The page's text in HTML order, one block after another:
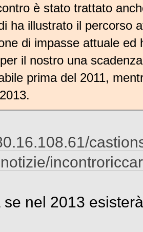
è stato trattato
ha illustrato il percorso
di impasse attuale
il nostro una
prima del 2011,
se nel 2013